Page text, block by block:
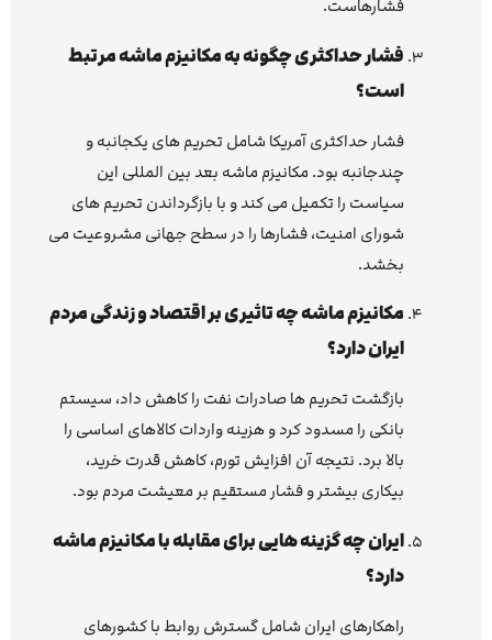
فشارهاست.
فشار حداکثری چگونه به مکانیزم ماشه مرتبط
است؟
فشار حداکثری آمریکا شامل تحریم های یکجانبه و
چندجانبه بود. مکانیزم ماشه بعد بین المللی این
سیاست را تکمیل می کند و با بازگرداندن تحریم های
شورای امنیت، فشارها را در سطح جهانی مشروعیت می
بخشد.
مکانیزم ماشه چه تاثیری بر اقتصاد و زندگی مردم
ایران دارد؟
بازگشت تحریم ها صادرات نفت را کاهش داد، سیستم
بانکی را مسدود کرد و هزینه واردات کالاهای اساسی را
بالا برد. نتیجه آن افزایش تورم، کاهش قدرت خرید،
بیکاری بیشتر و فشار مستقیم بر معیشت مردم بود.
ایران چه گزینه هایی برای مقابله با مکانیزم ماشه
دارد؟
راهکارهای ایران شامل گسترش روابط با کشورهای